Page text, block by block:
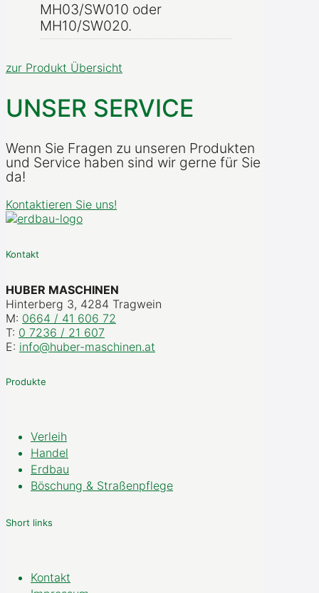
MH03/SW010 oder
MH10/SW020.
zur Produkt Übersicht
UNSER SERVICE
Wenn Sie Fragen zu unseren Produkten
und Service haben sind wir gerne für Sie
da!
Kontaktieren Sie uns!
Kontakt
HUBER MASCHINEN
Hinterberg 3, 4284 Tragwein
M: 0664 / 41 606 72
T: 0 7236 / 21 607
E: info@huber-maschinen.at
Produkte
Verleih
Handel
Erdbau
Böschung & Straßenpflege
Short links
Kontakt